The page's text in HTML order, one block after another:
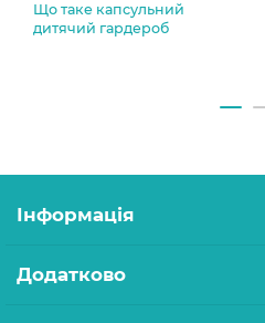
Що таке капсульний
дитячий гардероб
Інформація
Додатково